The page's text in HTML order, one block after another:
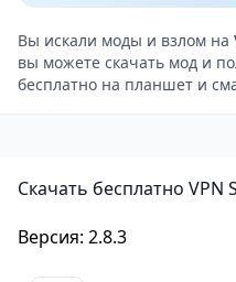
Простой интерфейс,
запуска.
Вы искали моды и взлом на
вы можете скачать мод и
бесплатно на планшет и
Скачать бесплатно VPN
Версия: 2.8.3